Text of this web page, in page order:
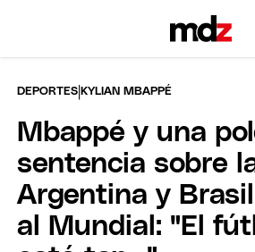
DEPORTES |KYLIAN MBAPPÉ
Mbappé y una
sentencia sobre
Argentina y
al Mundial: "El